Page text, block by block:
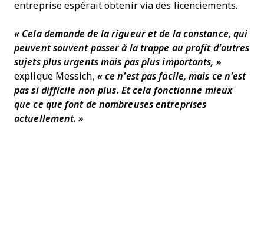
entreprise espérait obtenir via des licenciements.
« Cela demande de la rigueur et de la constance, qui
peuvent souvent passer à la trappe au profit d’autres
sujets plus urgents mais pas plus importants, »
explique Messich, « ce n’est pas facile, mais ce n’est
pas si difficile non plus. Et cela fonctionne mieux
que ce que font de nombreuses entreprises
actuellement. »